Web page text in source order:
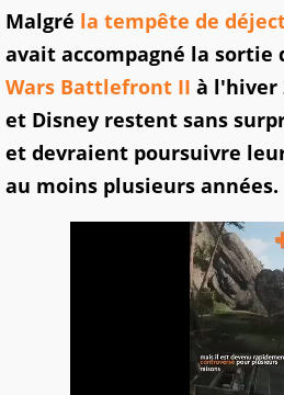
Malgré la tempête de
avait accompagné la sortie
Wars Battlefront II à l'hiver
et Disney restent sans
et devraient poursuivre
au moins plusieurs années.